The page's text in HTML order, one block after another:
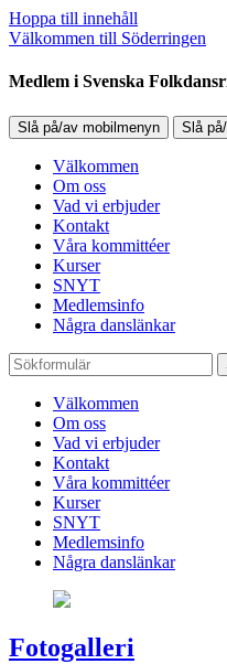
Hoppa till innehåll
Välkommen till Söderringen
Medlem i Svenska
Slå på/av mobilmenyn Slå
Välkommen
Om oss
Vad vi erbjuder
Kontakt
Våra kommittéer
Kurser
SNYT
Medlemsinfo
Några danslänkar
Välkommen
Om oss
Vad vi erbjuder
Kontakt
Våra kommittéer
Kurser
SNYT
Medlemsinfo
Några danslänkar
Fotogalleri